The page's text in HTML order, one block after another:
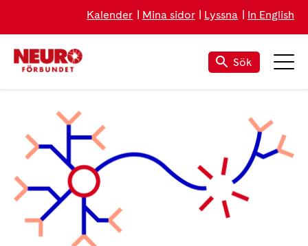
Kalender Mina sidor Lyssna In English
Sök